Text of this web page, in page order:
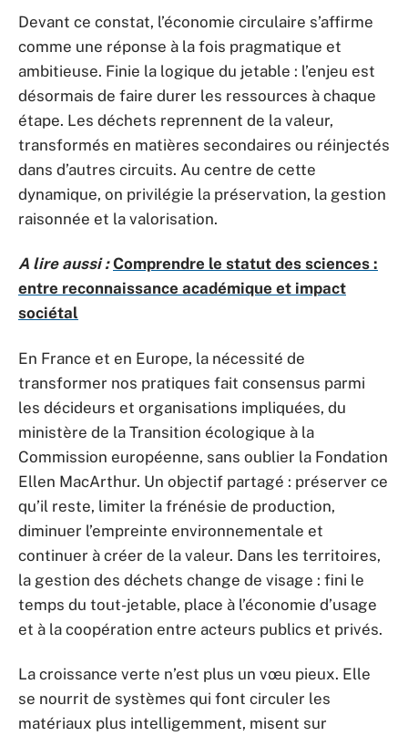
Devant ce constat, l’économie circulaire s’affirme
comme une réponse à la fois pragmatique et
ambitieuse. Finie la logique du jetable : l’enjeu est
désormais de faire durer les ressources à chaque
étape. Les déchets reprennent de la valeur,
transformés en matières secondaires ou réinjectés
dans d’autres circuits. Au centre de cette
dynamique, on privilégie la préservation, la gestion
raisonnée et la valorisation.
A lire aussi : Comprendre le statut des sciences :
entre reconnaissance académique et impact
sociétal
En France et en Europe, la nécessité de
transformer nos pratiques fait consensus parmi
les décideurs et organisations impliquées, du
ministère de la Transition écologique à la
Commission européenne, sans oublier la Fondation
Ellen MacArthur. Un objectif partagé : préserver ce
qu’il reste, limiter la frénésie de production,
diminuer l’empreinte environnementale et
continuer à créer de la valeur. Dans les territoires,
la gestion des déchets change de visage : fini le
temps du tout-jetable, place à l’économie d’usage
et à la coopération entre acteurs publics et privés.
La croissance verte n’est plus un vœu pieux. Elle
se nourrit de systèmes qui font circuler les
matériaux plus intelligemment, misent sur